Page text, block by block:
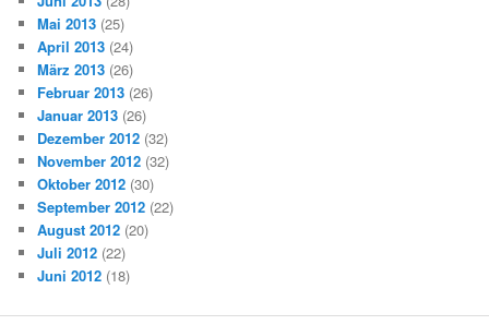
Mai 2013 (25)
April 2013 (24)
März 2013 (26)
Februar 2013 (26)
Januar 2013 (26)
Dezember 2012 (32)
November 2012 (32)
Oktober 2012 (30)
September 2012 (22)
August 2012 (20)
Juli 2012 (22)
Juni 2012 (18)